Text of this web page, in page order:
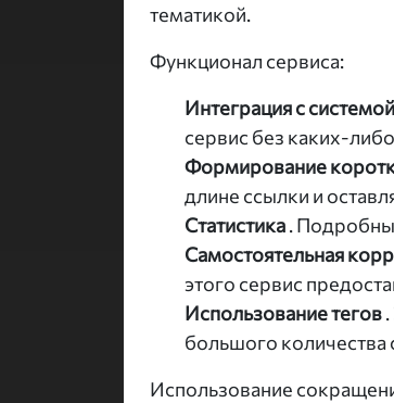
тематикой.
Функционал сервиса:
Интеграция с
сервис без каких-
Формирование
длине ссылки и
Статистика.
Самостоятельная
этого сервис
Использование тегов
большого количества
Использование